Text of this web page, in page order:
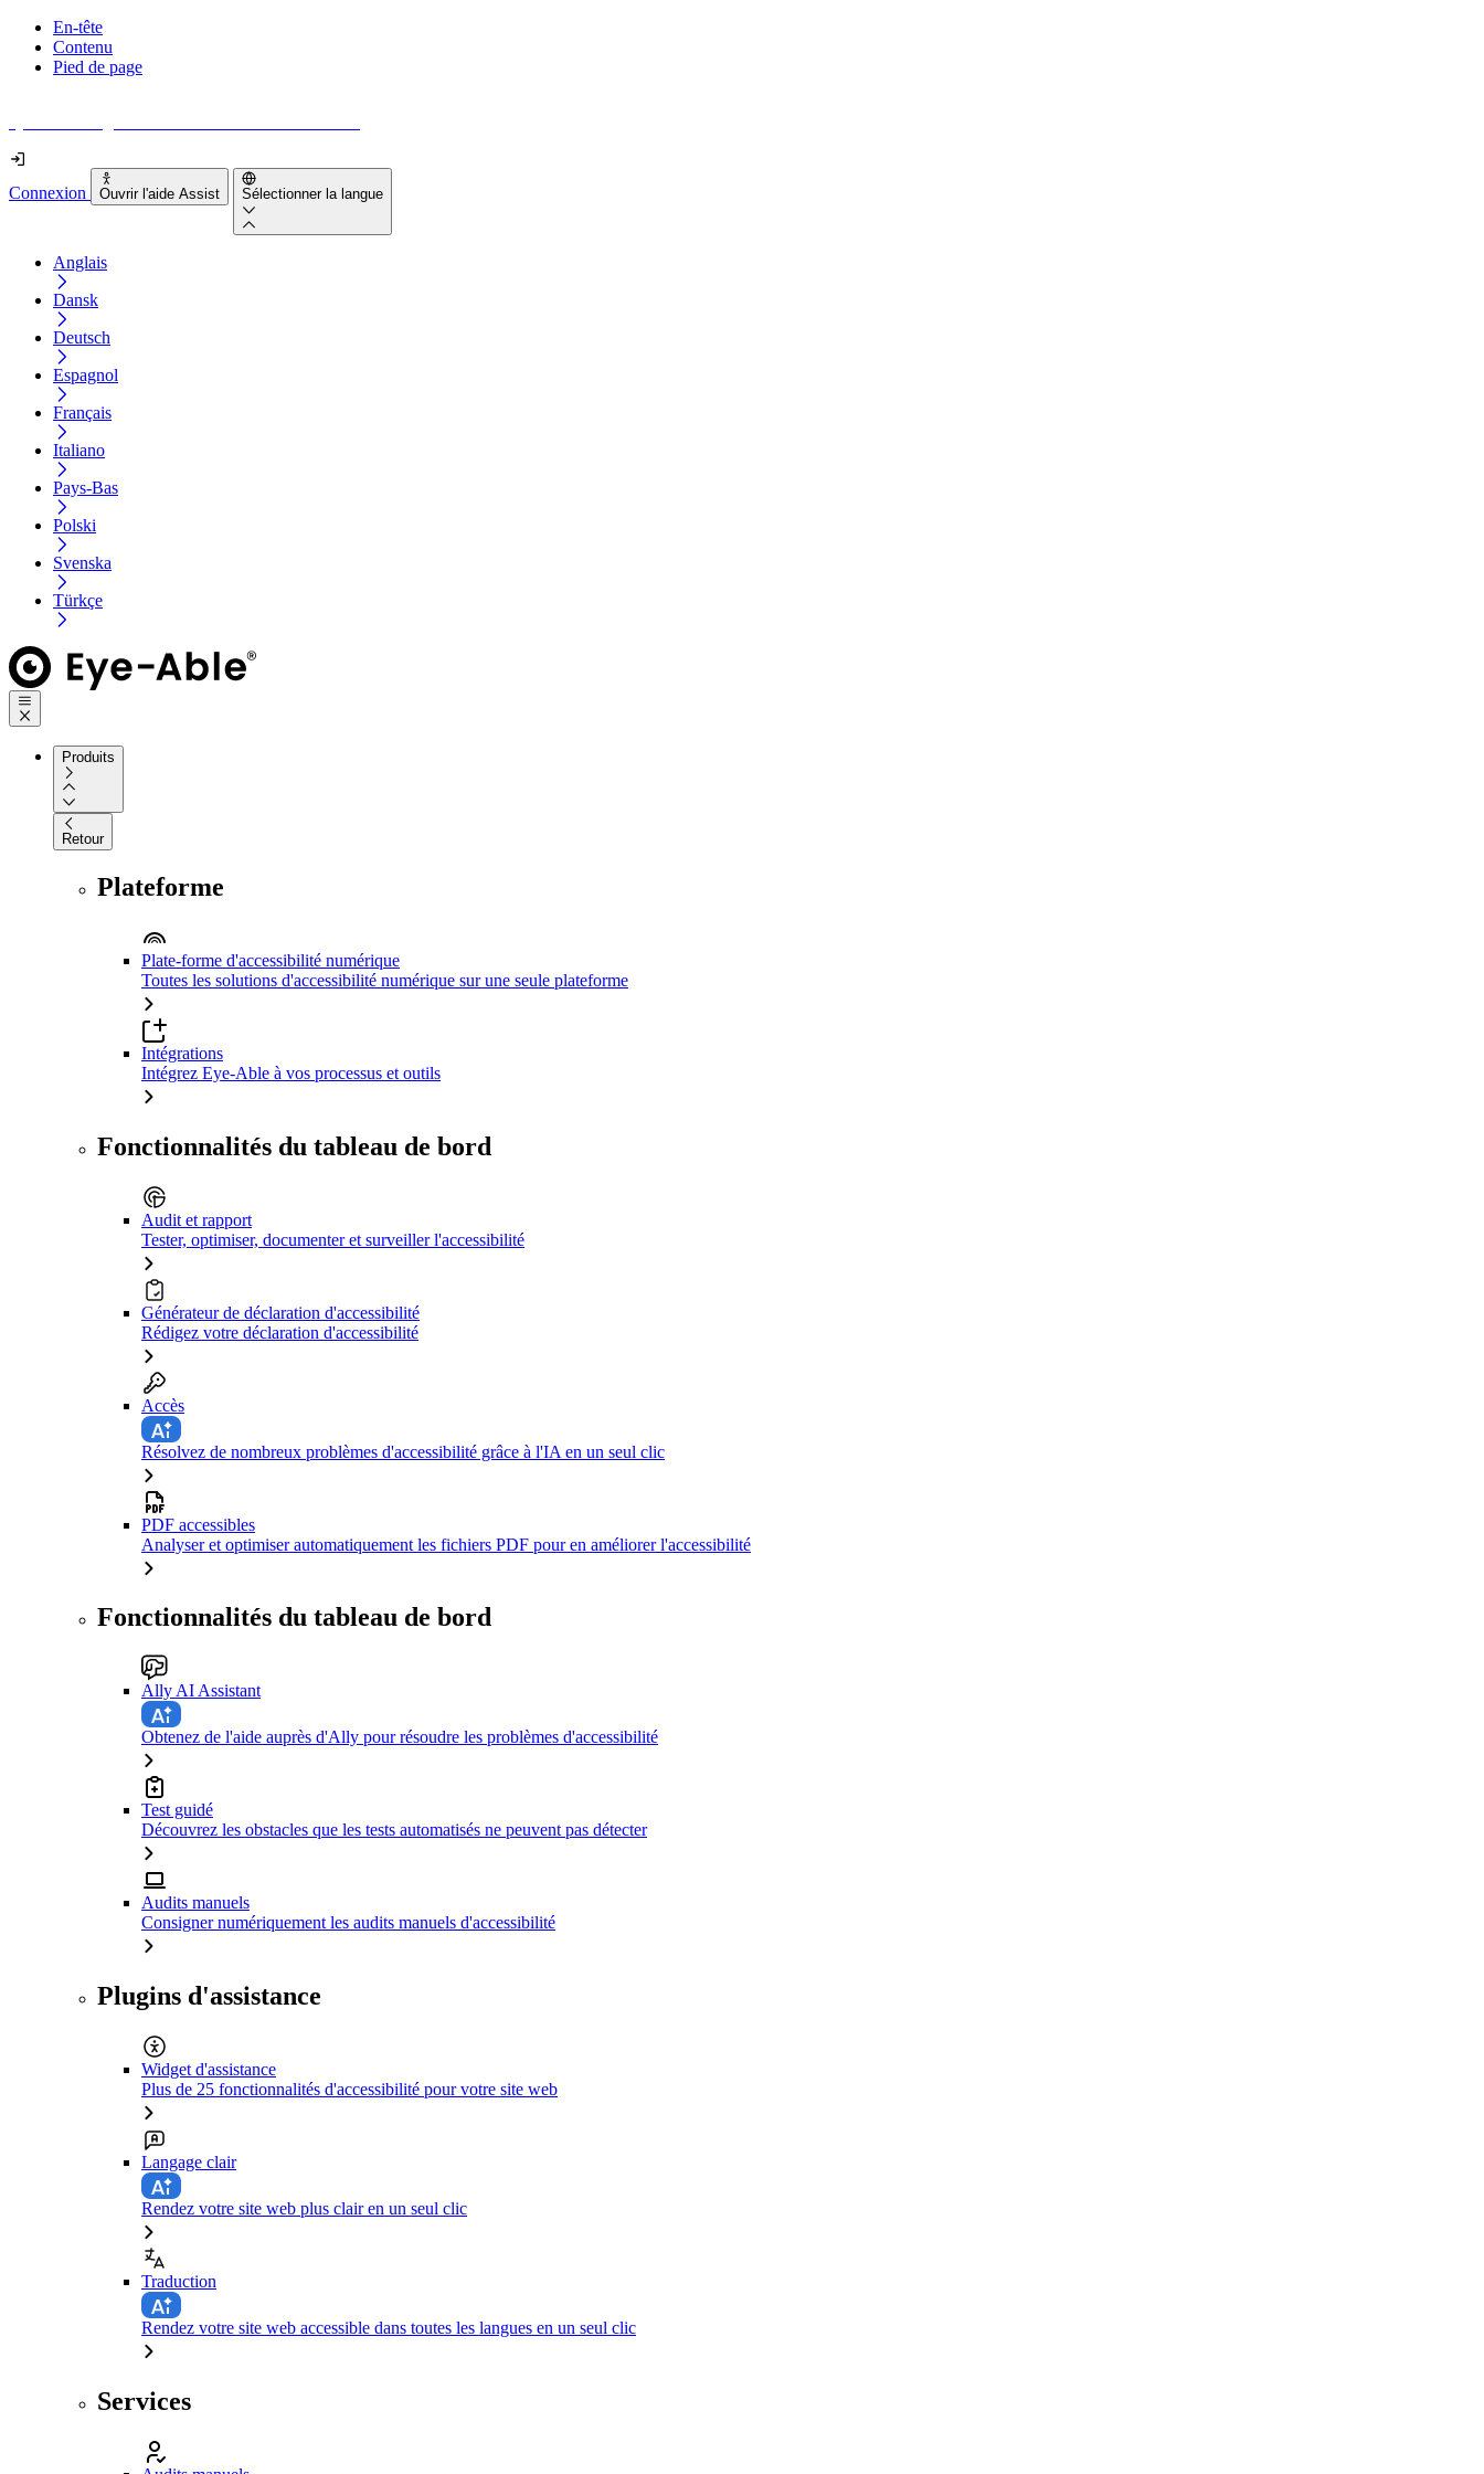
En-tête
Contenu
Pied de page
Connexion Ouvrir l'aide Assist Sélectionner la langue
Anglais
Dansk
Deutsch
Espagnol
Français
Italiano
Pays-Bas
Polski
Svenska
Türkçe
Produits
Retour
Plateforme
Plate-forme d'accessibilité numérique
Toutes les solutions d'accessibilité numérique sur une seule plateforme
Intégrations
Intégrez Eye-Able à vos processus et outils
Fonctionnalités du tableau de bord
Audit et rapport
Tester, optimiser, documenter et surveiller l'accessibilité
Générateur de déclaration d'accessibilité
Rédigez votre déclaration d'accessibilité
Accès
Résolvez de nombreux problèmes d'accessibilité grâce à l'IA en un seul clic
PDF accessibles
Analyser et optimiser automatiquement les fichiers PDF pour en améliorer l'accessibilité
Fonctionnalités du tableau de bord
Ally AI Assistant
Obtenez de l'aide auprès d'Ally pour résoudre les problèmes d'accessibilité
Test guidé
Découvrez les obstacles que les tests automatisés ne peuvent pas détecter
Audits manuels
Consigner numériquement les audits manuels d'accessibilité
Plugins d'assistance
Widget d'assistance
Plus de 25 fonctionnalités d'accessibilité pour votre site web
Langage clair
Rendez votre site web plus clair en un seul clic
Traduction
Rendez votre site web accessible dans toutes les langues en un seul clic
Services